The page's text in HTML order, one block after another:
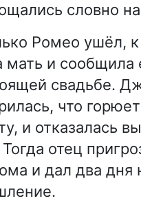
словно
Ромео ушёл,
мать и сообщила
свадьбе.
что
и отказалась
отец
и дал два дня